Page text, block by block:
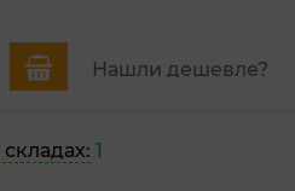
Нашли дешевле?
1